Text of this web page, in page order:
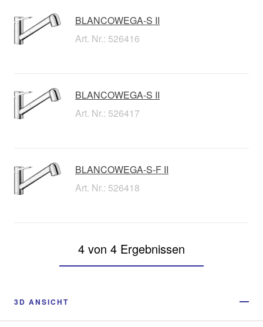
BLANCOWEGA-S II
Art. Nr.: 526416
BLANCOWEGA-S II
Art. Nr.: 526417
BLANCOWEGA-S-F II
Art. Nr.: 526418
4 von 4 Ergebnissen
3D ANSICHT